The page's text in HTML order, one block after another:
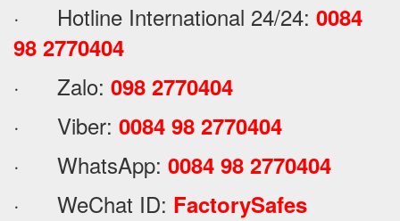
· Hotline International 24/24: 0084
98 2770404
· Zalo: 098 2770404
· Viber: 0084 98 2770404
· WhatsApp: 0084 98 2770404
· WeChat ID: FactorySafes